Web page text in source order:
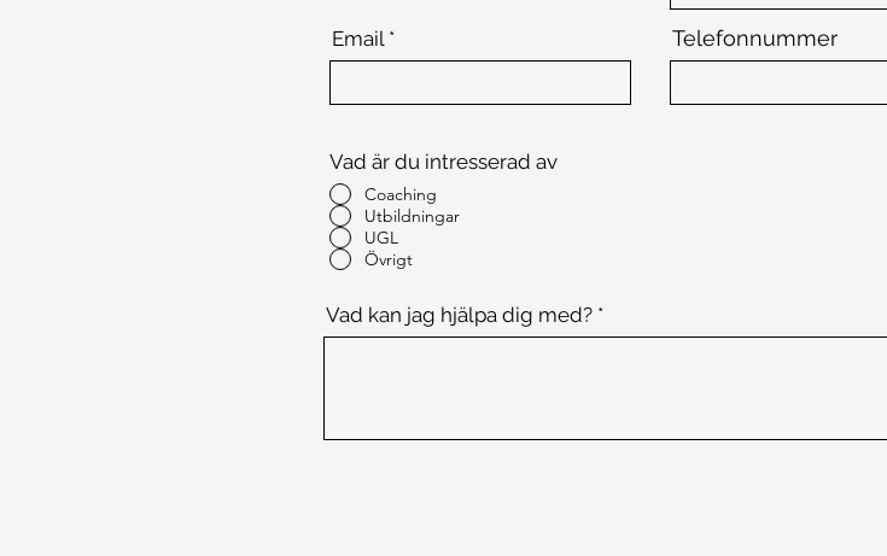
Email Telefonnummer
Vad är du intresserad av
Coaching
Utbildningar
UGL
Övrigt
Vad kan jag hjälpa dig med?